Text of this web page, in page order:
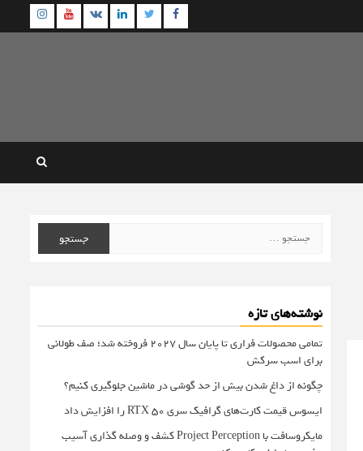
Facebook
Twitter
Linkedin
VK
برای:
نوشته‌های تازه
تمامی محصولات فراری تا پایان سال ۲۰۲۷ فروخته شد؛ صف طولانی
برای اسب سرکش
چگونه از داغ شدن بیش از حد گوشی در ماشین جلوگیری کنیم؟
ایسوس قیمت کارت‌های گرافیک سری RTX 50 را افزایش داد
مایکروسافت با Project Perception کشف و وصله گذاری آسیب